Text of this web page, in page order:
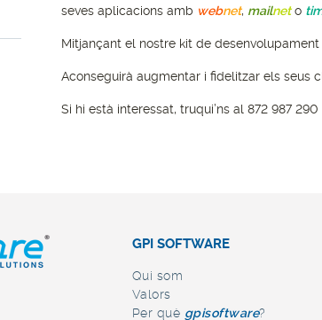
seves aplicacions amb webnet, mailneto
Mitjançant el nostre kit de
Aconseguirà augmentar i fidelitzar els seus
Si hi està interessat, truqui’ns al 872 987
GPI SOFTWARE
Qui som
Valors
Per què gpisoftware?